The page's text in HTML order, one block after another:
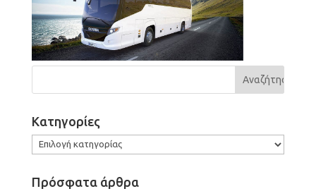
Kατηγορίες
Kατηγορίες
Πρόσφατα άρθρα